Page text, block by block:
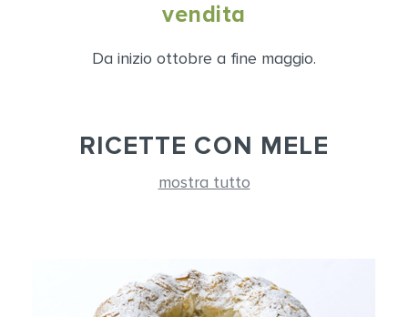
vendita
Da inizio ottobre a fine maggio.
RICETTE CON MELE
mostra tutto